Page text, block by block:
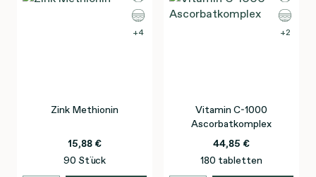
4
Zink Methionin
15,88 €
90 Stück
2
Vitamin C-1000
Ascorbatkomplex
44,85 €
180 tabletten